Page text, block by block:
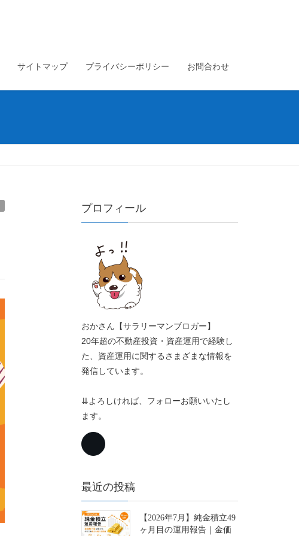
サイトマップ プライバシーポリシー お問合わせ
プロフィール
おかさん【サラリーマンブロガー】
20年超の不動産投資・資産運用で経験し
た、資産運用に関するさまざまな情報を
発信しています。
⇊よろしければ、フォローお願いいたし
ます。
最近の投稿
【2026年7月】純金積立49
ヶ月目の運用報告｜金価